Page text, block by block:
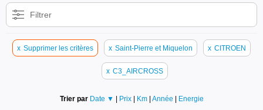
Filtrer
x Supprimer les critères x Saint-Pierre et Miquelon x CITROEN
x C3_AIRCROSS
Trier par Date ▼ | Prix | Km | Année | Energie